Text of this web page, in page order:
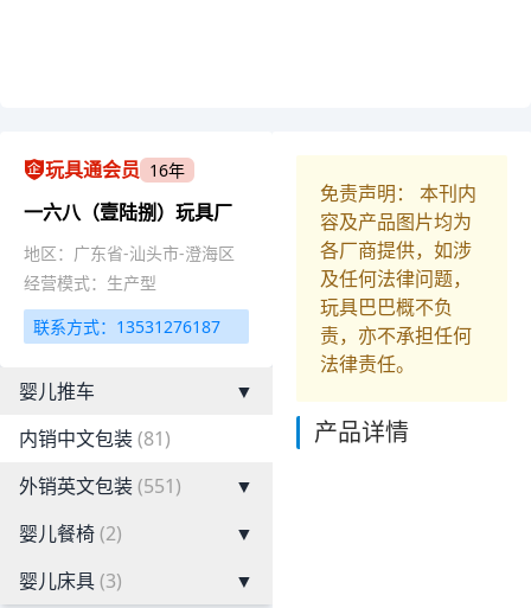
玩具通会员 16年
一六八（壹陆捌）玩具厂
地区：广东省-汕头市-澄海区
经营模式：生产型
联系方式：13531276187
婴儿推车
▼
内销中文包装(81)
外销英文包装(551)
▼
婴儿餐椅(2)
▼
婴儿床具(3) ▼
免责声明： 本刊内
容及产品图片均为
各厂商提供，如涉
及任何法律问题，
玩具巴巴概不负
责，亦不承担任何
法律责任。
产品详情